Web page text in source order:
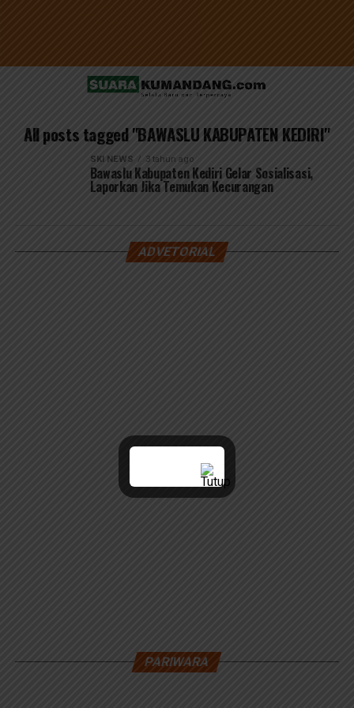
All posts tagged "BAWASLU KABUPATEN KEDIRI"
SKI NEWS 3 tahun ago
Bawaslu Kabupaten Kediri Gelar Sosialisasi,
Laporkan Jika Temukan Kecurangan
ADVETORIAL
PARIWARA